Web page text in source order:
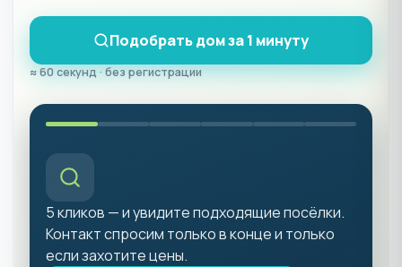
93 или в онлайн-чате на сайте.
Подобрать дом за 1 минуту
≈ 60 секунд · без регистрации
5 кликов — и увидите подходящие посёлки.
Контакт спросим только в конце и только
если захотите цены.